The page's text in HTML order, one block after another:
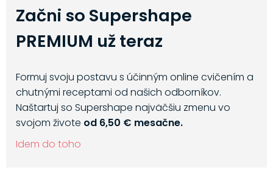
Začni so Supershape
PREMIUM už teraz
Formuj svoju postavu s účinným online cvičením a
chutnými receptami od našich odborníkov.
Naštartuj so Supershape najväčšiu zmenu vo
svojom živote od 6,50 € mesačne.
Idem do toho